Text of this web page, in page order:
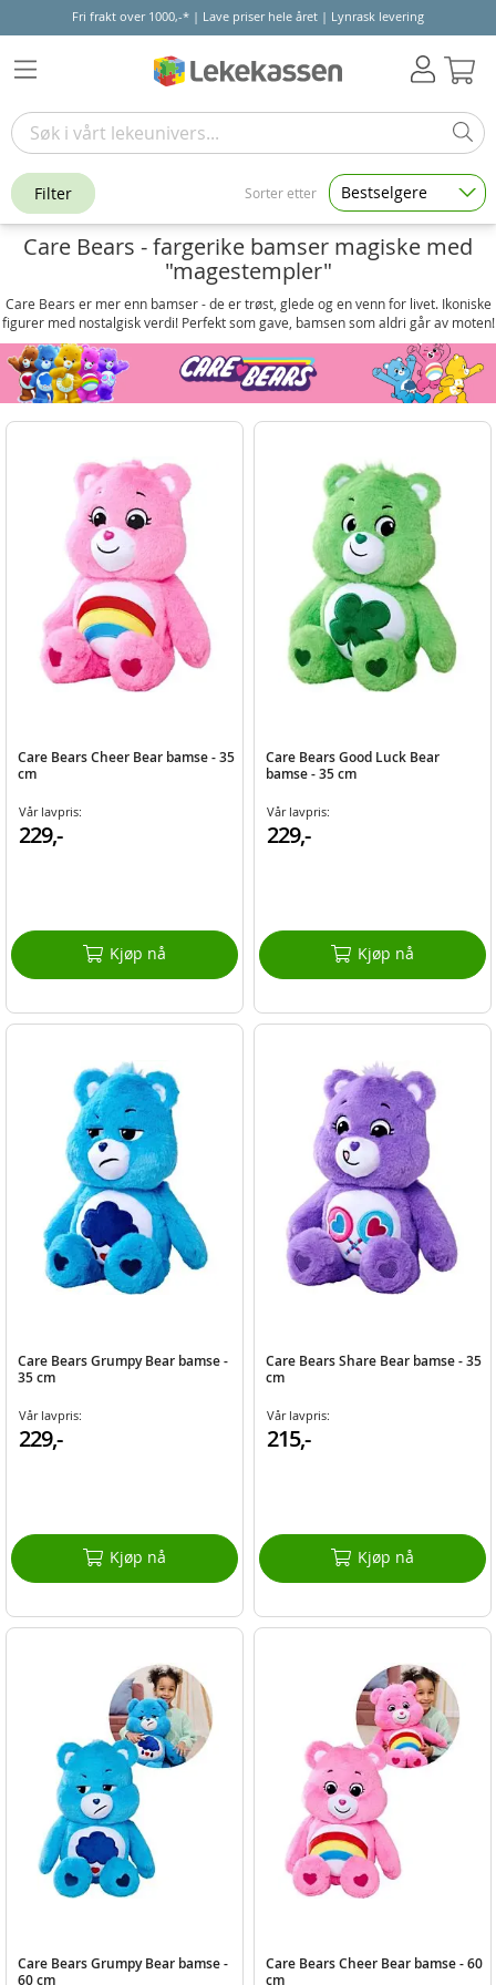
Fri frakt over 1000,-* | Lave priser hele året | Lynrask levering
Care Bears - fargerike bamser magiske med
"magestempler"
Care Bears er mer enn bamser - de er trøst, glede og en venn for livet. Ikoniske
figurer med nostalgisk verdi! Perfekt som gave, bamsen som aldri går av moten!
Care Bears Cheer Bear bamse - 35
cm
Vår lavpris:
229,-
Kjøp nå
Care Bears Good Luck Bear
bamse - 35 cm
Vår lavpris:
229,-
Kjøp nå
Care Bears Grumpy Bear bamse -
35 cm
Vår lavpris:
229,-
Kjøp nå
Care Bears Share Bear bamse - 35
cm
Vår lavpris:
215,-
Kjøp nå
Care Bears Grumpy Bear bamse -
60 cm
Care Bears Cheer Bear bamse - 60
cm
Filter Sorter etter Bestselgere